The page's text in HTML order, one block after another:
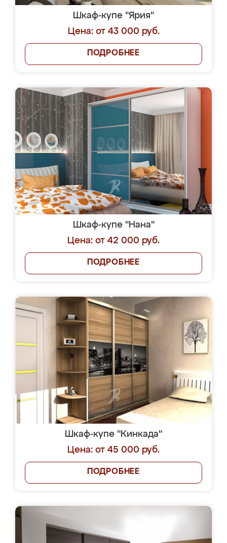
Шкаф-купе "Ярия"
Цена: от 43 000 руб.
ПОДРОБНЕЕ
Шкаф-купе "Нана"
Цена: от 42 000 руб.
ПОДРОБНЕЕ
Шкаф-купе "Кинкада"
Цена: от 45 000 руб.
ПОДРОБНЕЕ